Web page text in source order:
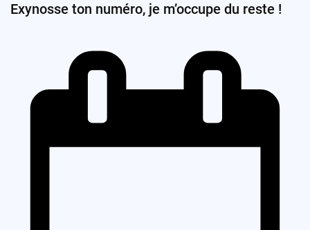
Exynosse ton numéro, je m’occupe du reste !